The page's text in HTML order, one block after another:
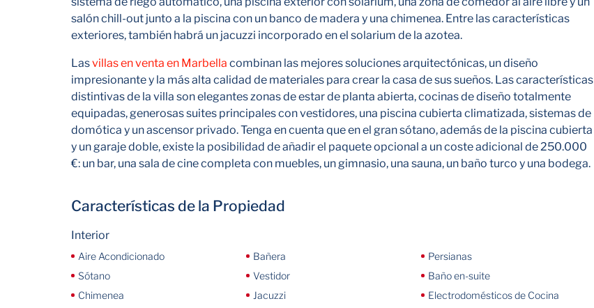
salón chill-out junto a la piscina con un banco de madera y una chimenea. Entre las características
exteriores, también habrá un jacuzzi incorporado en el solarium de la azotea.
Lasvillas en venta en Marbella combinan las mejores soluciones arquitectónicas, un diseño
impresionante y la más alta calidad de materiales para crear la casa de sus sueños. Las características
distintivas de la villa son elegantes zonas de estar de planta abierta, cocinas de diseño totalmente
equipadas, generosas suites principales con vestidores, una piscina cubierta climatizada, sistemas de
domótica y un ascensor privado. Tenga en cuenta que en el gran sótano, además de la piscina cubierta
y un garaje doble, existe la posibilidad de añadir el paquete opcional a un coste adicional de 250.000
€: un bar, una sala de cine completa con muebles, un gimnasio, una sauna, un baño turco y una bodega.
Características de la Propiedad
Interior
Aire Acondicionado Bañera
Persianas
Sótano
Vestidor
Baño en-suite
Chimenea
Jacuzzi
Electrodomésticos de Cocina